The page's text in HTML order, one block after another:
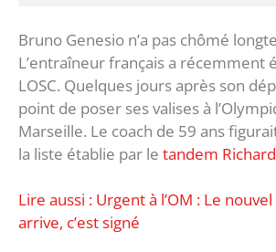
Bruno Genesio n’a pas chômé
L’entraîneur français a récemment
LOSC. Quelques jours après son
point de poser ses valises à
Marseille. Le coach de 59 ans
la liste établie par le tandem
Lire aussi : Urgent à l’OM : Le
arrive, c’est signé